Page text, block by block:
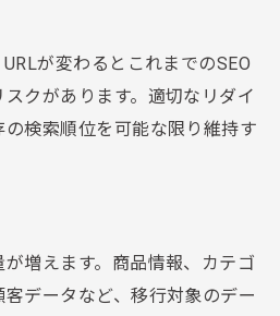
が変わるとこれまでのSEO
クがあります。適切なリダイ
検索順位を可能な限り維持す
増えます。商品情報、カテゴ
データなど、移行対象のデー